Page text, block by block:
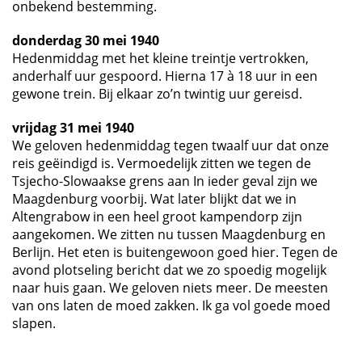
onbekend bestemming.
donderdag 30 mei 1940
Hedenmiddag met het kleine treintje vertrokken,
anderhalf uur gespoord. Hierna 17 à 18 uur in een
gewone trein. Bij elkaar zo’n twintig uur gereisd.
vrijdag 31 mei 1940
We geloven hedenmiddag tegen twaalf uur dat onze
reis geëindigd is. Vermoedelijk zitten we tegen de
Tsjecho-Slowaakse grens aan In ieder geval zijn we
Maagdenburg voorbij. Wat later blijkt dat we in
Altengrabow in een heel groot kampendorp zijn
aangekomen. We zitten nu tussen Maagdenburg en
Berlijn. Het eten is buitengewoon goed hier. Tegen de
avond plotseling bericht dat we zo spoedig mogelijk
naar huis gaan. We geloven niets meer. De meesten
van ons laten de moed zakken. Ik ga vol goede moed
slapen.